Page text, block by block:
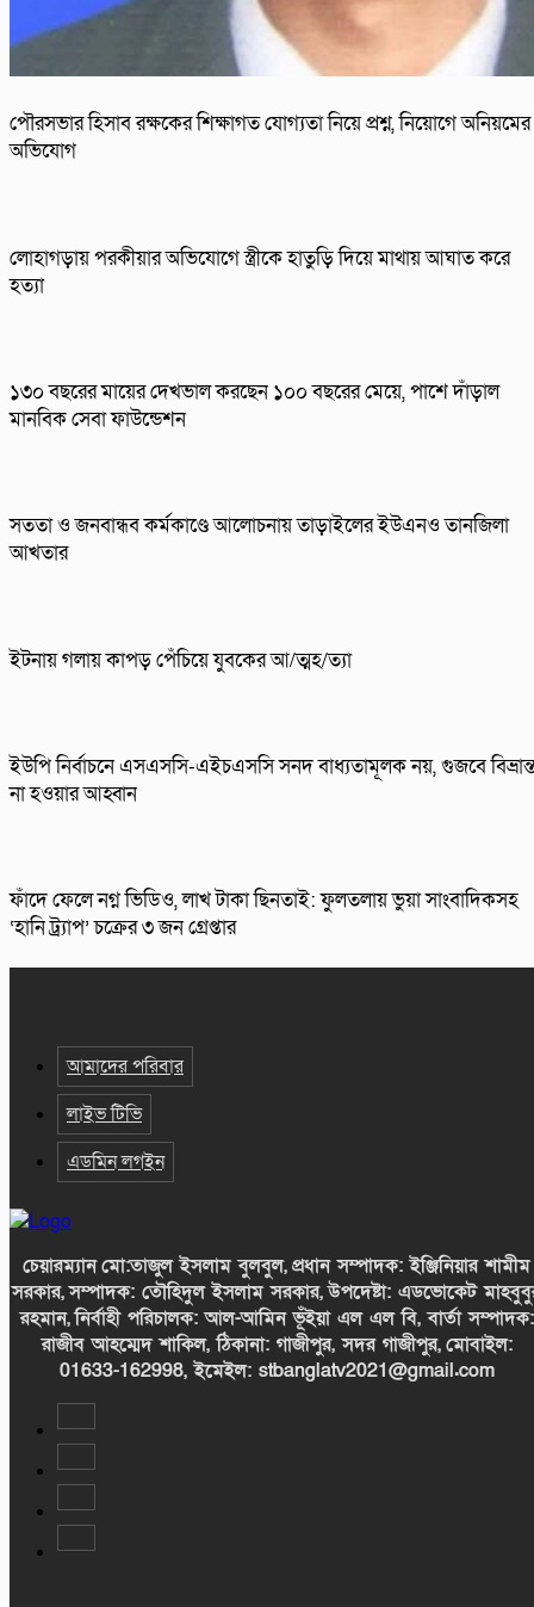
পৌরসভার হিসাব রক্ষকের শিক্ষাগত যোগ্যতা নিয়ে প্রশ্ন, নিয়োগে অনিয়মের
অভিযোগ
লোহাগড়ায় পরকীয়ার অভিযোগে স্ত্রীকে হাতুড়ি দিয়ে মাথায় আঘাত করে
হত্যা
১৩০ বছরের মায়ের দেখভাল করছেন ১০০ বছরের মেয়ে, পাশে দাঁড়াল
মানবিক সেবা ফাউন্ডেশন
সততা ও জনবান্ধব কর্মকাণ্ডে আলোচনায় তাড়াইলের ইউএনও তানজিলা
আখতার
ইটনায় গলায় কাপড় পেঁচিয়ে যুবকের আ/ত্মহ/ত্যা
ইউপি নির্বাচনে এসএসসি-এইচএসসি সনদ বাধ্যতামূলক নয়, গুজবে
না হওয়ার আহ্বান
ফাঁদে ফেলে নগ্ন ভিডিও, লাখ টাকা ছিনতাই: ফুলতলায় ভুয়া সাংবাদিকসহ
‘হানি ট্র্যাপ’ চক্রের ৩ জন গ্রেপ্তার
আমাদের পরিবার
লাইভ টিভি
এডমিন লগইন
চেয়ারম্যানমো:তাজুল ইসলাম বুলবুল,প্রধান সম্পাদক: ইঞ্জিনিয়ার শামীম
সরকার,সম্পাদক: তৌহিদুল ইসলাম সরকার,উপদেষ্টা: এডভোকেট
রহমান,নির্বাহী পরিচালক: আল-আমিন ভূঁইয়া এল এল বি, বার্তা সম্পাদক:
রাজীব আহম্মেদ শাকিল, ঠিকানা: গাজীপুর, সদর গাজীপুর, মোবাইল:
01633-162998, ইমেইল: stbanglatv2021@gmail.com